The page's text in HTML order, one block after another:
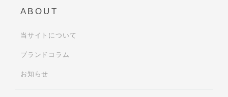
ABOUT
当サイトについて
ブランドコラム
お知らせ